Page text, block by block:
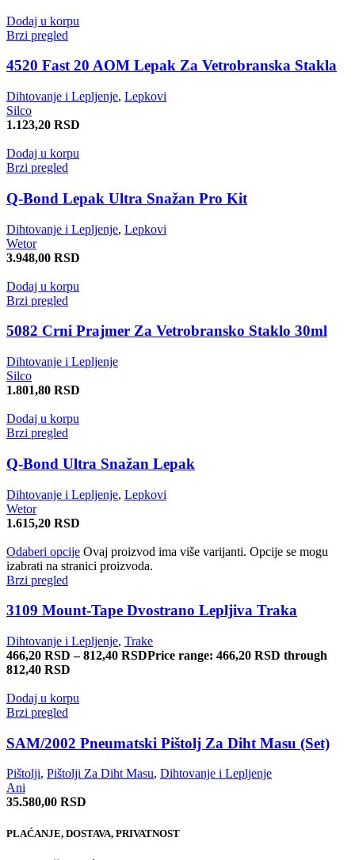
Dodaj u korpu
Brzi pregled
4520 Fast 20 AOM Lepak Za Vetrobranska Stakla
Dihtovanje i Lepljenje, Lepkovi
Silco
1.123,20 RSD
Dodaj u korpu
Brzi pregled
Q-Bond Lepak Ultra Snažan Pro Kit
Dihtovanje i Lepljenje, Lepkovi
Wetor
3.948,00 RSD
Dodaj u korpu
Brzi pregled
5082 Crni Prajmer Za Vetrobransko Staklo 30ml
Dihtovanje i Lepljenje
Silco
1.801,80 RSD
Dodaj u korpu
Brzi pregled
Q-Bond Ultra Snažan Lepak
Dihtovanje i Lepljenje, Lepkovi
Wetor
1.615,20 RSD
Odaberi opcije Ovaj proizvod ima više varijanti. Opcije se mogu
izabrati na stranici proizvoda.
Brzi pregled
3109 Mount-Tape Dvostrano Lepljiva Traka
Dihtovanje i Lepljenje, Trake
466,20 RSD – 812,40 RSDPrice range: 466,20 RSD through
812,40 RSD
Dodaj u korpu
Brzi pregled
SAM/2002 Pneumatski Pištolj Za Diht Masu (Set)
Pištolji, Pištolji Za Diht Masu, Dihtovanje i Lepljenje
Ani
35.580,00 RSD
PLAĆANJE, DOSTAVA, PRIVATNOST